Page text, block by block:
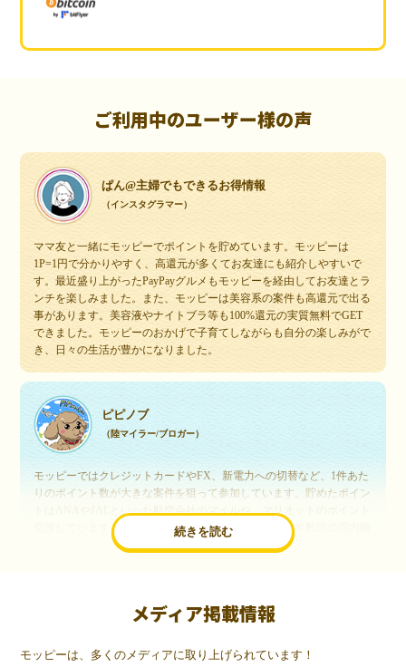
ご利用中のユーザー様の声
ぱん@主婦でもできるお得情報
（インスタグラマー）
ママ友と一緒にモッピーでポイントを貯めています。モッピーは
1P=1円で分かりやすく、高還元が多くてお友達にも紹介しやすいで
す。最近盛り上がったPayPayグルメもモッピーを経由してお友達とラ
ンチを楽しみました。また、モッピーは美容系の案件も高還元で出る
事があります。美容液やナイトブラ等も100%還元の実質無料でGET
できました。モッピーのおかげで子育てしながらも自分の楽しみがで
き、日々の生活が豊かになりました。
続きを読む
ピピノブ
（陸マイラー/ブロガー）
モッピーではクレジットカードやFX、新電力への切替など、1件あた
りのポイント数が大きな案件を狙って参加しています。貯めたポイン
交換しています。このようにすることで、ほぼ無料で年数回の国内旅
行や海外旅行を実現しています。モッピーは陸マイラーや旅行好きに
いつものネットショッピングが、モッピーでお得
（20代・女性）
メディア掲載情報
モッピーは、多くのメディアに取り上げられています！